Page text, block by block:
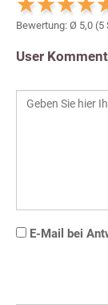
Bewertung: Ø 5,0 (5
User
E-Mail bei